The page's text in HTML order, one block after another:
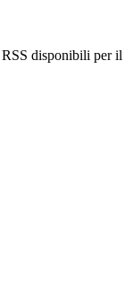
disponibili per il